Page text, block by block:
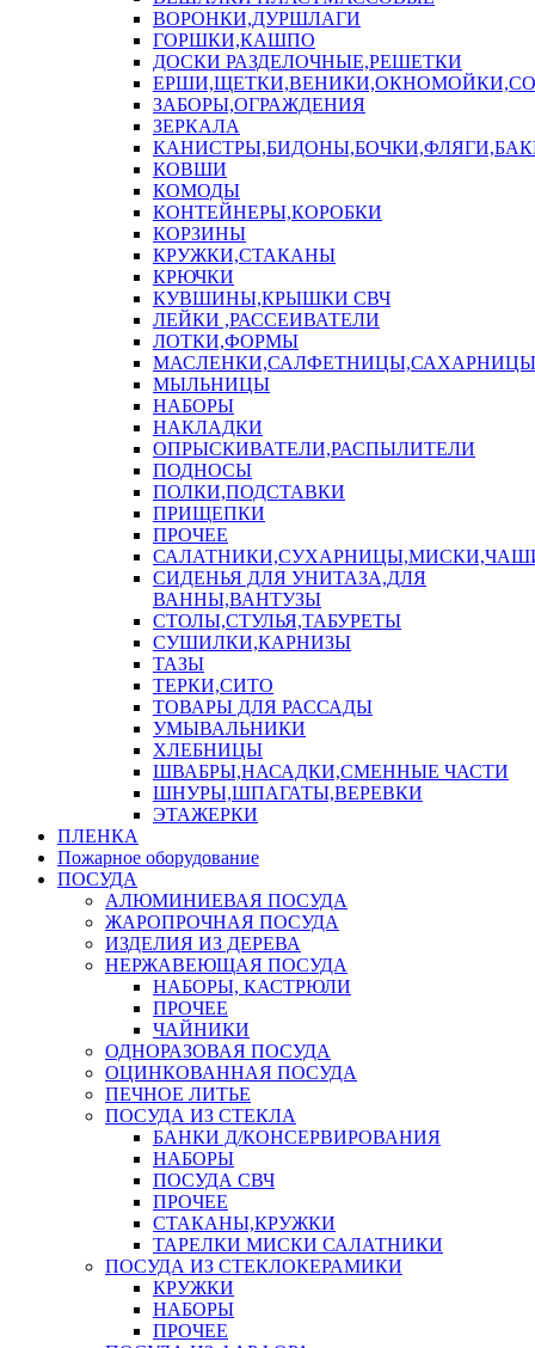
ВОРОНКИ,ДУРШЛАГИ
ГОРШКИ,КАШПО
ДОСКИ РАЗДЕЛОЧНЫЕ,РЕШЕТКИ
ЗАБОРЫ,ОГРАЖДЕНИЯ
ЗЕРКАЛА
КОВШИ
КОМОДЫ
КОНТЕЙНЕРЫ,КОРОБКИ
КОРЗИНЫ
КРУЖКИ,СТАКАНЫ
КРЮЧКИ
КУВШИНЫ,КРЫШКИ СВЧ
ЛЕЙКИ ,РАССЕИВАТЕЛИ
ЛОТКИ,ФОРМЫ
МАСЛЕНКИ,САЛФЕТНИЦЫ,САХАРНИЦЫ
МЫЛЬНИЦЫ
НАБОРЫ
НАКЛАДКИ
ОПРЫСКИВАТЕЛИ,РАСПЫЛИТЕЛИ
ПОДНОСЫ
ПОЛКИ,ПОДСТАВКИ
ПРИЩЕПКИ
ПРОЧЕЕ
СИДЕНЬЯ ДЛЯ УНИТАЗА,ДЛЯ
ВАННЫ,ВАНТУЗЫ
СТОЛЫ,СТУЛЬЯ,ТАБУРЕТЫ
СУШИЛКИ,КАРНИЗЫ
ТАЗЫ
ТЕРКИ,СИТО
ТОВАРЫ ДЛЯ РАССАДЫ
УМЫВАЛЬНИКИ
ХЛЕБНИЦЫ
ШВАБРЫ,НАСАДКИ,СМЕННЫЕ ЧАСТИ
ШНУРЫ,ШПАГАТЫ,ВЕРЕВКИ
ЭТАЖЕРКИ
ПЛЕНКА
Пожарное оборудование
ПОСУДА
АЛЮМИНИЕВАЯ ПОСУДА
ЖАРОПРОЧНАЯ ПОСУДА
ИЗДЕЛИЯ ИЗ ДЕРЕВА
НЕРЖАВЕЮЩАЯ ПОСУДА
НАБОРЫ, КАСТРЮЛИ
ПРОЧЕЕ
ЧАЙНИКИ
ОДНОРАЗОВАЯ ПОСУДА
ОЦИНКОВАННАЯ ПОСУДА
ПЕЧНОЕ ЛИТЬЕ
ПОСУДА ИЗ СТЕКЛА
БАНКИ Д/КОНСЕРВИРОВАНИЯ
НАБОРЫ
ПОСУДА СВЧ
ПРОЧЕЕ
СТАКАНЫ,КРУЖКИ
ТАРЕЛКИ МИСКИ САЛАТНИКИ
ПОСУДА ИЗ СТЕКЛОКЕРАМИКИ
КРУЖКИ
НАБОРЫ
ПРОЧЕЕ